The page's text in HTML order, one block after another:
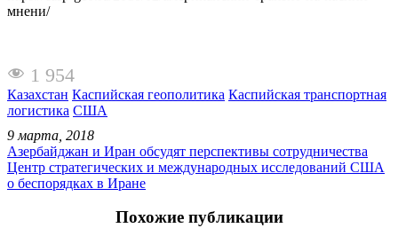
мнени/
1 954
Казахстан Каспийская геополитика Каспийская транспортная
логистика США
9 марта, 2018
Азербайджан и Иран обсудят перспективы сотрудничества
Центр стратегических и международных исследований США
о беспорядках в Иране
Похожие публикации